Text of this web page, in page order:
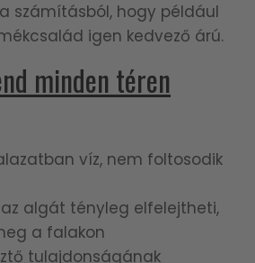
számításból, hogy például
igen kedvező árú.
minden téren
víz, nem foltosodik
algát tényleg elfelejtheti,
a falakon
tulajdonságának